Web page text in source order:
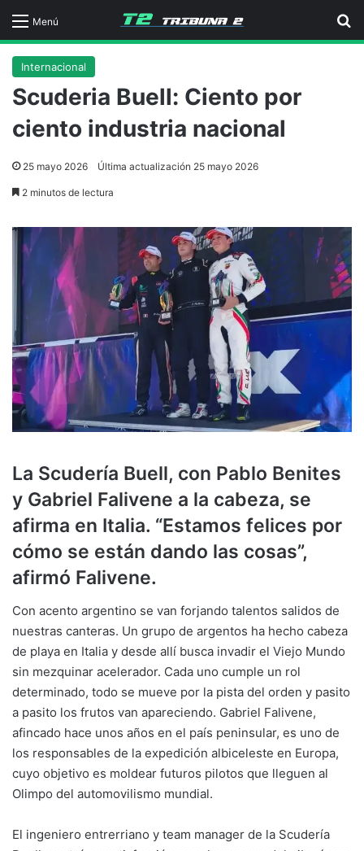
Menú
Internacional
Scuderia Buell: Ciento por
ciento industria nacional
25 mayo 2026 Última actualización 25 mayo 2026
2 minutos de lectura
La Scudería Buell, con Pablo Benites
y Gabriel Falivene a la cabeza, se
afirma en Italia. “Estamos felices por
cómo se están dando las cosas”,
afirmó Falivene.
Con acento argentino se van forjando talentos salidos de
nuestras canteras. Un grupo de argentos ha hecho cabeza
de playa en Italia y desde allí busca invadir el Viejo Mundo
sin mezquinar acelerador. Cada uno cumple un rol
determinado, todo se mueve por la pista del orden y pasito
a pasito los frutos van apareciendo. Gabriel Falivene,
afincado hace unos años en el país peninsular, es uno de
los responsables de la expedición albiceleste en Europa,
cuyo objetivo es moldear futuros pilotos que lleguen al
Olimpo del automovilismo mundial.
El ingeniero entrerriano y team manager de la Scudería